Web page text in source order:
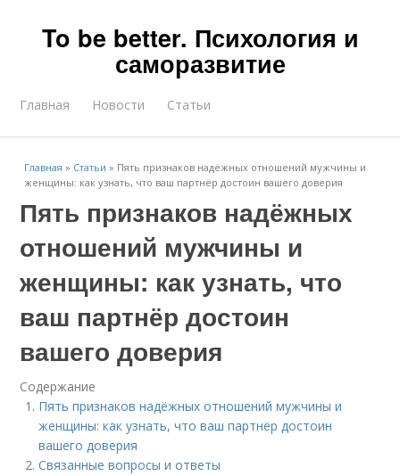
To be better. Психология и
саморазвитие
Главная Новости Статьи
Главная » Статьи » Пять признаков надёжных отношений мужчины и
женщины: как узнать, что ваш партнёр достоин вашего доверия
Пять признаков надёжных
отношений мужчины и
женщины: как узнать, что
ваш партнёр достоин
вашего доверия
Содержание
Пять признаков надёжных отношений мужчины и
женщины: как узнать, что ваш партнёр достоин
вашего доверия
Связанные вопросы и ответы